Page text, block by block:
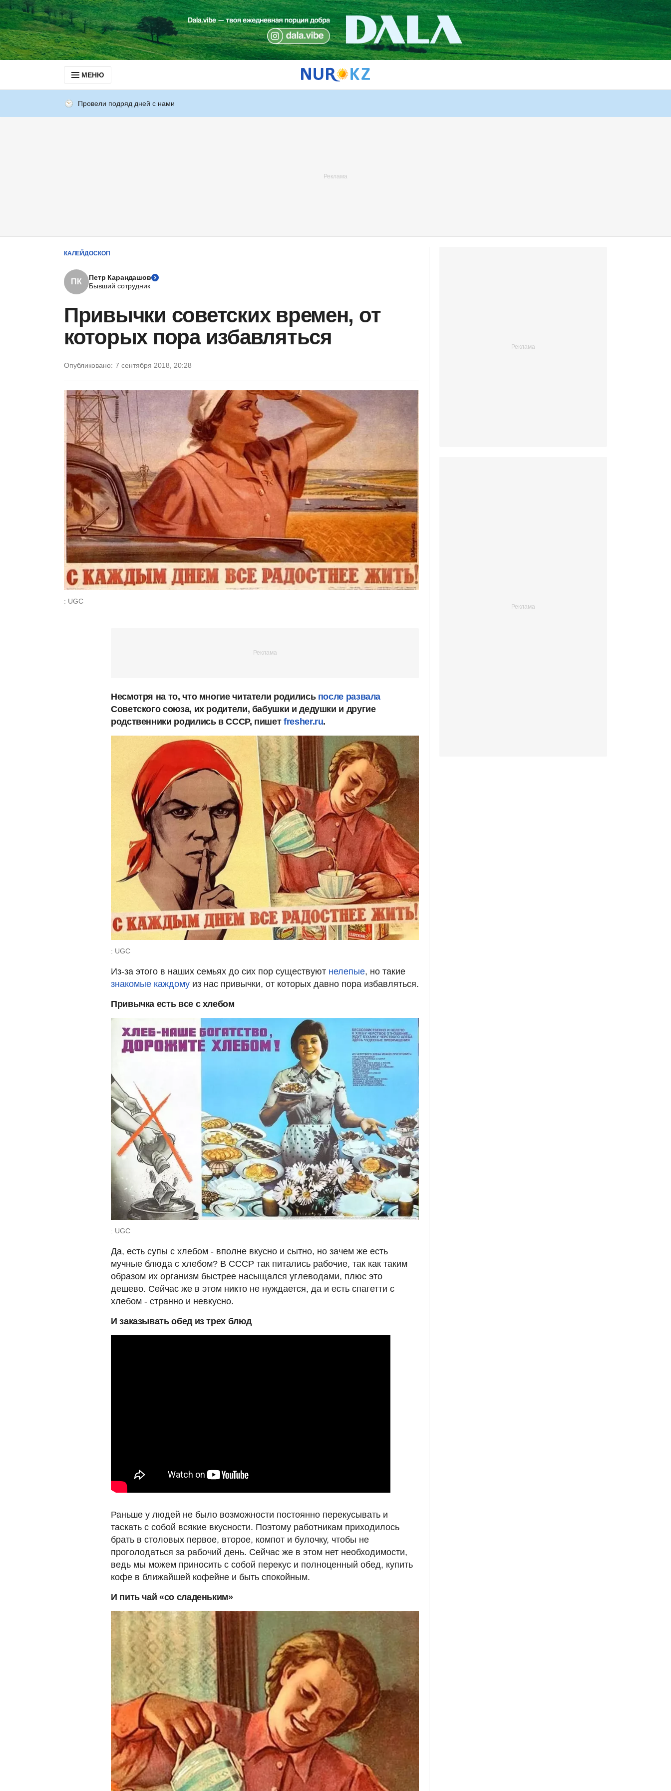
МЕНЮ
Провели подряд дней с нами
КАЛЕЙДОСКОП
ПК
Петр Карандашов
Бывший сотрудник
Привычки советских времен, от
которых пора избавляться
Опубликовано: 7 сентября 2018, 20:28
: UGC
Несмотря на то, что многие читатели родились после развала
Советского союза, их родители, бабушки и дедушки и другие
родственники родились в СССР, пишетfresher.ru.
: UGC
Из-за этого в наших семьях до сих пор существуют нелепые, но такие
знакомые каждому из нас привычки, от которых давно пора избавляться.
Привычка есть все с хлебом
: UGC
Да, есть супы с хлебом - вполне вкусно и сытно, но зачем же есть
мучные блюда с хлебом? В СССР так питались рабочие, так как таким
образом их организм быстрее насыщался углеводами, плюс это
дешево. Сейчас же в этом никто не нуждается, да и есть спагетти с
хлебом - странно и невкусно.
И заказывать обед из трех блюд
Раньше у людей не было возможности постоянно перекусывать и
таскать с собой всякие вкусности. Поэтому работникам приходилось
брать в столовых первое, второе, компот и булочку, чтобы не
проголодаться за рабочий день. Сейчас же в этом нет необходимости,
ведь мы можем приносить с собой перекус и полноценный обед, купить
кофе в ближайшей кофейне и быть спокойным.
И пить чай «со сладеньким»